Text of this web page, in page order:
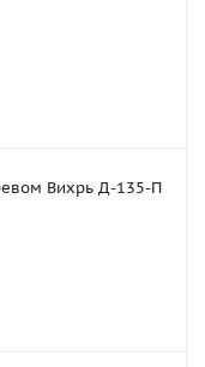
Вихрь Д-135-П